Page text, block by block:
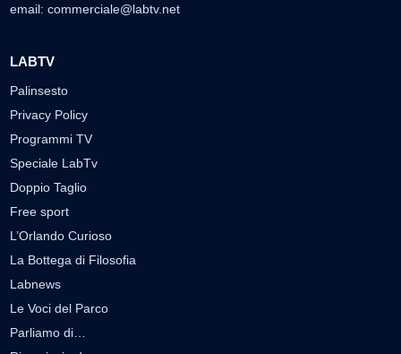
email: commerciale@labtv.net
LABTV
Palinsesto
Privacy Policy
Programmi TV
Speciale LabTv
Doppio Taglio
Free sport
L’Orlando Curioso
La Bottega di Filosofia
Labnews
Le Voci del Parco
Parliamo di…